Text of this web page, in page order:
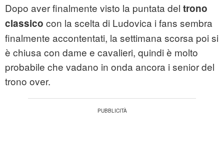
Dopo aver finalmente visto la puntata del trono
classico con la scelta di Ludovica i fans sembra
finalmente accontentati, la settimana scorsa poi si
è chiusa con dame e cavalieri, quindi è molto
probabile che vadano in onda ancora i senior del
trono over.